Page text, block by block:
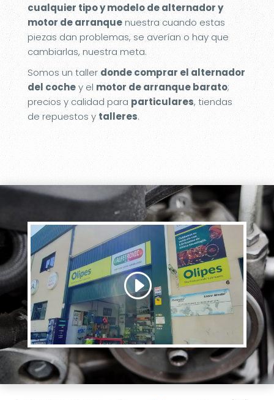
cualquier tipo y modelo de alternador y
motor de arranquenuestra cuando estas
piezas dan problemas, se averían o hay que
cambiarlas, nuestra meta.
Somos un taller donde comprar el alternador
del cochey el motor de arranque barato;
precios y calidad para particulares, tiendas
de repuestos y talleres.